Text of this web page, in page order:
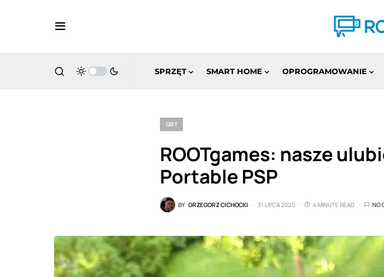
SPRZĘT SMART HOME OPROGRAMOWANIE
GRY
ROOTgames: nasze
Portable PSP
BY GRZEGORZ CICHOCKI 31 LIPCA 2020 4 MINUTE READ NO